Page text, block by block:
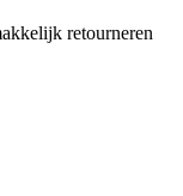
retourneren